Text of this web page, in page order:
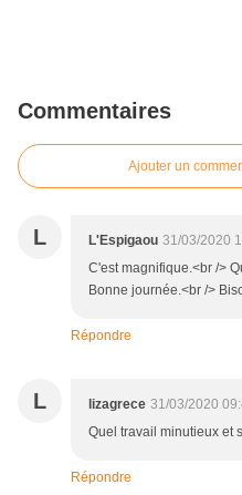
Commentaires
Ajouter un
L L'Espigaou 31/03/2020
C'est magnifique.<br />
Bonne journée.<br />
Répondre
L lizagrece 31/03/2020
Quel travail minutieux et
Répondre